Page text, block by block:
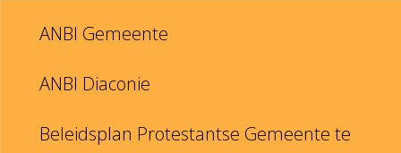
ANBI Gemeente
ANBI Diaconie
Beleidsplan Protestantse Gemeente te